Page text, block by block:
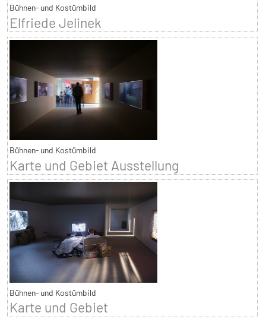
Bühnen- und Kostümbild
Elfriede Jelinek
Bühnen- und Kostümbild
Karte und Gebiet Ausstellung
Bühnen- und Kostümbild
Karte und Gebiet